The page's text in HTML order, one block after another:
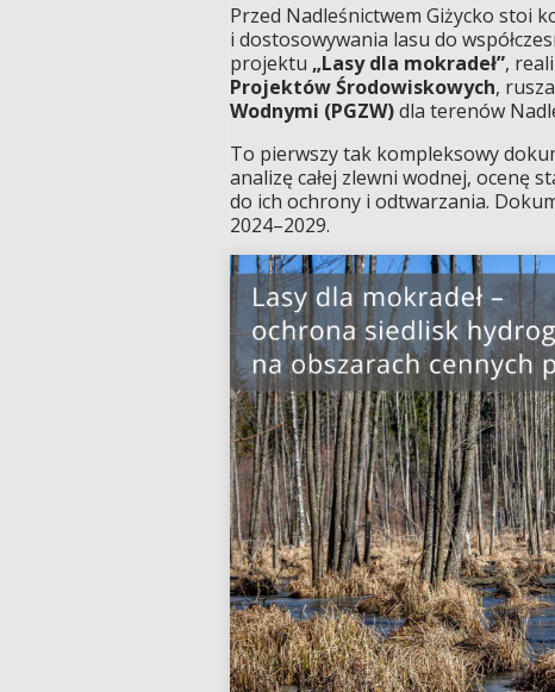
Przed Nadleśnictwem Giżycko stoi
i dostosowywania lasu do
projektu „Lasy dla mokradeł”,
Projektów Środowiskowych,
Wodnymi (PGZW)dla terenów
To pierwszy tak kompleksowy
analizę całej zlewni wodnej, ocenę
do ich ochrony i odtwarzania.
2024–2029.